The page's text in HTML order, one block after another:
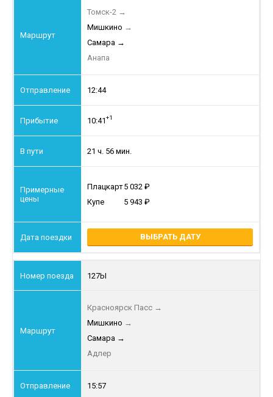
Томск-2 →
Мишкино →
Самара →
Анапа
12:44
10:41+1
21 ч. 56 мин.
Плацкарт5 032
Купе
5 943
ВЫБРАТЬ ДАТУ
127Ы
Красноярск Пасс →
Мишкино →
Самара →
Адлер
15:57